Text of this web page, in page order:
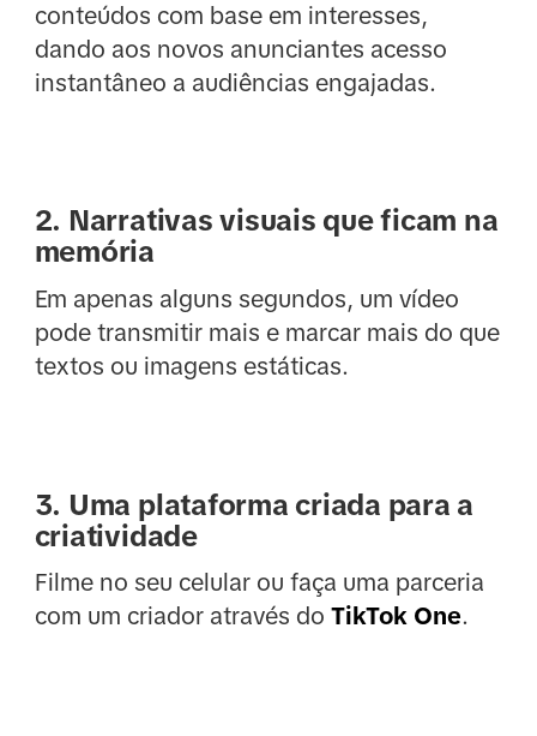
conteúdos com base em interesses,
dando aos novos anunciantes acesso
instantâneo a audiências engajadas.
2. Narrativas visuais que ficam na
memória
Em apenas alguns segundos, um vídeo
pode transmitir mais e marcar mais do que
textos ou imagens estáticas.
3. Uma plataforma criada para a
criatividade
Filme no seu celular ou faça uma parceria
com um criador através do TikTok One.